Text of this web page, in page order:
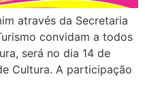
através da Secretaria
convidam a todos
será no dia 14 de
Cultura. A participação